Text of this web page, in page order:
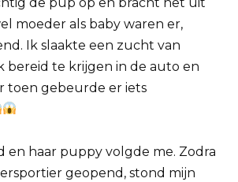
moeder als baby waren er,
Ik slaakte een zucht van
bereid te krijgen in de auto en
toen gebeurde er iets
en haar puppy volgde me. Zodra
geopend, stond mijn